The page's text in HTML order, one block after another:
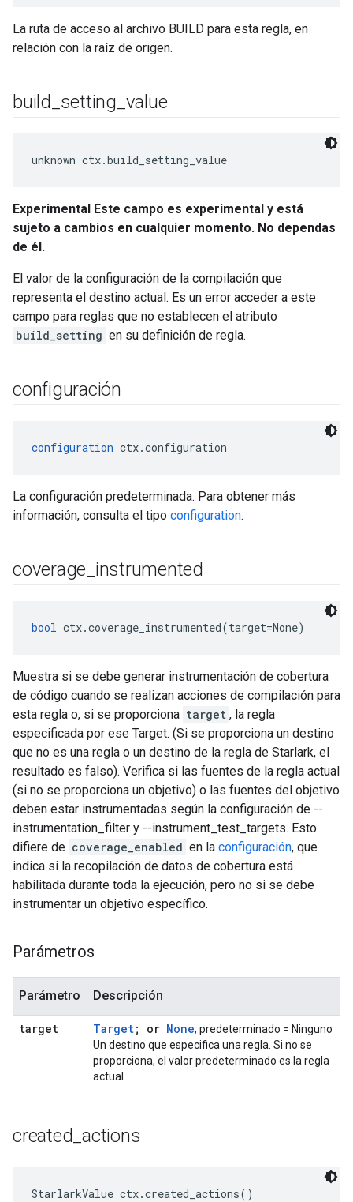
La ruta de acceso al archivo BUILD para esta regla, en
relación con la raíz de origen.
build setting value
unknown ctx.build_setting_value
Experimental Este campo es experimental y está
sujeto a cambios en cualquier momento. No dependas
de él.
El valor de la configuración de la compilación que
representa el destino actual. Es un error acceder a este
campo para reglas que no establecen el atributo
build_setting en su definición de regla.
configuración
configuration ctx.configuration
La configuración predeterminada. Para obtener más
información, consulta el tipo configuration.
coverage instrumented
bool ctx.coverage_instrumented(target=None)
Muestra si se debe generar instrumentación de cobertura
de código cuando se realizan acciones de compilación para
esta regla o, si se proporciona target , la regla
especificada por ese Target. (Si se proporciona un destino
que no es una regla o un destino de la regla de Starlark, el
resultado es falso). Verifica si las fuentes de la regla actual
(si no se proporciona un objetivo) o las fuentes del objetivo
deben estar instrumentadas según la configuración de --
instrumentation_filter y --instrument_test_targets. Esto
difiere de coverage_enabled en la configuración, que
indica si la recopilación de datos de cobertura está
habilitada durante toda la ejecución, pero no si se debe
instrumentar un objetivo específico.
Parámetros
Parámetro Descripción
target Target; or None; predeterminado = Ninguno
Un destino que especifica una regla. Si no se
proporciona, el valor predeterminado es la regla
actual.
created _actions
StarlarkValue ctx.created_actions()